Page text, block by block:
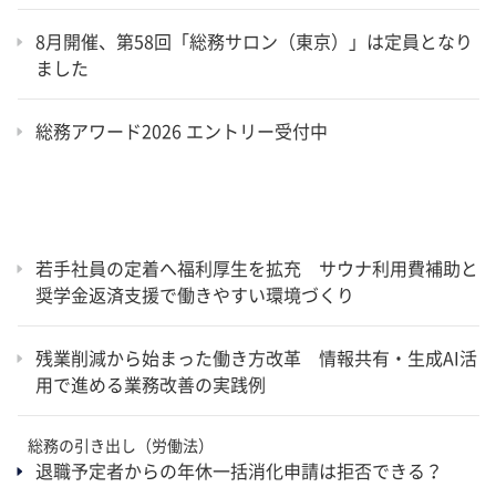
若手社員の定着へ福利厚生を拡充 サウナ利用費補助と
奨学金返済支援で働きやすい環境づくり
残業削減から始まった働き方改革 情報共有・生成AI活
用で進める業務改善の実践例
総務の引き出し（労働法）
退職予定者からの年休一括消化申請は拒否できる？
8月開催、第58回「総務サロン（東京）」は定員となり
ました
総務アワード2026 エントリー受付中